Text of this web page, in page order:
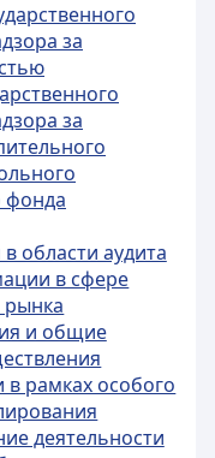
за
за
фонда
области аудита
в сфере
и общие
в рамках особого
деятельности